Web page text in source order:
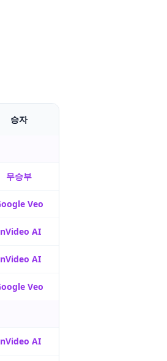
승자
무승부
Veo
AI
AI
Veo
AI